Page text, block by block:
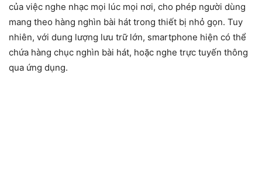
của việc nghe nhạc mọi lúc mọi nơi, cho phép người dùng
mang theo hàng nghìn bài hát trong thiết bị nhỏ gọn. Tuy
nhiên, với dung lượng lưu trữ lớn, smartphone hiện có thể
chứa hàng chục nghìn bài hát, hoặc nghe trực tuyến thông
qua ứng dụng.